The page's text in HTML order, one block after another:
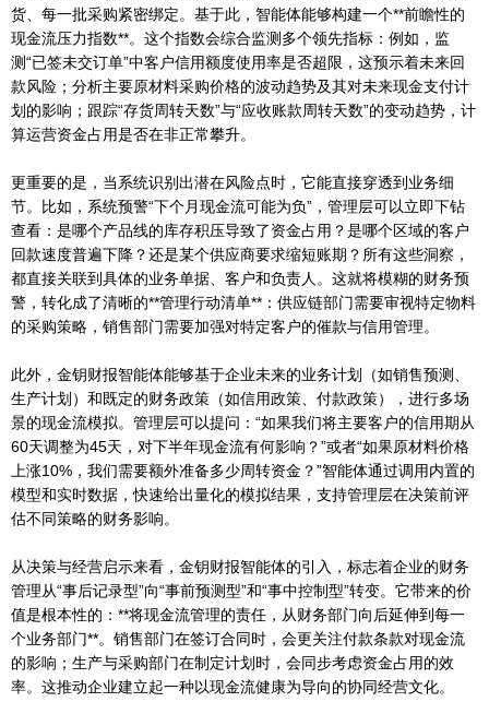
货、每一批采购紧密绑定。基于此，智能体能够构建一个**前瞻性的
现金流压力指数**。这个指数会综合监测多个领先指标：例如，监
测“已签未交订单”中客户信用额度使用率是否超限，这预示着未来回
款风险；分析主要原材料采购价格的波动趋势及其对未来现金支付计
划的影响；跟踪“存货周转天数”与“应收账款周转天数”的变动趋势，计
算运营资金占用是否在非正常攀升。
更重要的是，当系统识别出潜在风险点时，它能直接穿透到业务细
节。比如，系统预警“下个月现金流可能为负”，管理层可以立即下钻
查看：是哪个产品线的库存积压导致了资金占用？是哪个区域的客户
回款速度普遍下降？还是某个供应商要求缩短账期？所有这些洞察，
都直接关联到具体的业务单据、客户和负责人。这就将模糊的财务预
警，转化成了清晰的**管理行动清单**：供应链部门需要审视特定物料
的采购策略，销售部门需要加强对特定客户的催款与信用管理。
此外，金钥财报智能体能够基于企业未来的业务计划（如销售预测、
生产计划）和既定的财务政策（如信用政策、付款政策），进行多场
景的现金流模拟。管理层可以提问：“如果我们将主要客户的信用期从
60天调整为45天，对下半年现金流有何影响？”或者“如果原材料价格
上涨10%，我们需要额外准备多少周转资金？”智能体通过调用内置的
模型和实时数据，快速给出量化的模拟结果，支持管理层在决策前评
估不同策略的财务影响。
从决策与经营启示来看，金钥财报智能体的引入，标志着企业的财务
管理从“事后记录型”向“事前预测型”和“事中控制型”转变。它带来的价
值是根本性的：**将现金流管理的责任，从财务部门向后延伸到每一
个业务部门**。销售部门在签订合同时，会更关注付款条款对现金流
的影响；生产与采购部门在制定计划时，会同步考虑资金占用的效
率。这推动企业建立起一种以现金流健康为导向的协同经营文化。